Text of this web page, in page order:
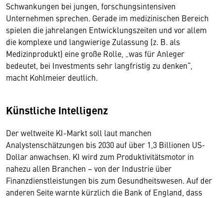
Schwankungen bei jungen, forschungsintensiven
Unternehmen sprechen. Gerade im medizinischen Bereich
spielen die jahrelangen Entwicklungszeiten und vor allem
die komplexe und langwierige Zulassung (z. B. als
Medizinprodukt) eine große Rolle, „was für Anleger
bedeutet, bei Investments sehr langfristig zu denken“,
macht Kohlmeier deutlich.
Künstliche Intelligenz
Der weltweite KI-Markt soll laut manchen
Analystenschätzungen bis 2030 auf über 1,3 Billionen US-
Dollar anwachsen. KI wird zum Produktivitätsmotor in
nahezu allen Branchen – von der Industrie über
Finanzdienstleistungen bis zum Gesundheitswesen. Auf der
anderen Seite warnte kürzlich die Bank of England, dass